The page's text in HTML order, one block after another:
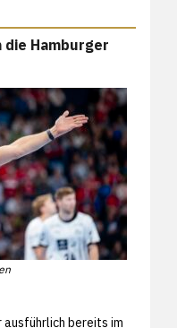
Hamburger
ausführlich bereits im